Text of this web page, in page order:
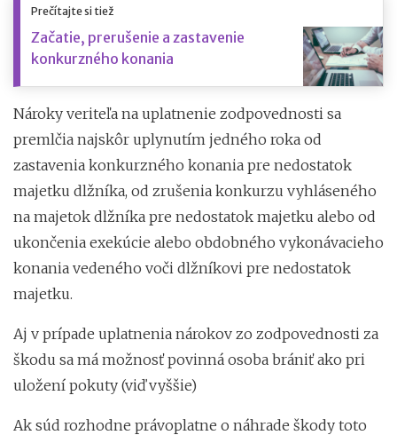
Prečítajte si tiež
Začatie, prerušenie a zastavenie
konkurzného konania
Nároky veriteľa na uplatnenie zodpovednosti sa
premlčia najskôr uplynutím jedného roka od
zastavenia konkurzného konania pre nedostatok
majetku dlžníka, od zrušenia konkurzu vyhláseného
na majetok dlžníka pre nedostatok majetku alebo od
ukončenia exekúcie alebo obdobného vykonávacieho
konania vedeného voči dlžníkovi pre nedostatok
majetku.
Aj v prípade uplatnenia nárokov zo zodpovednosti za
škodu sa má možnosť povinná osoba brániť ako pri
uložení pokuty (viď vyššie)
Ak súd rozhodne právoplatne o náhrade škody toto